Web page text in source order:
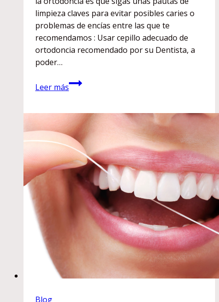
limpieza claves para evitar posibles caries o
problemas de encías entre las que te
recomendamos : Usar cepillo adecuado de
ortodoncia recomendado por su Dentista, a
poder…
Leer más¿Cómo
puedo
mi
ortodoncia
adecuadamente?
Blog